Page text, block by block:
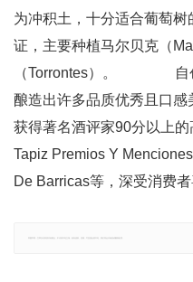
为冲积土，十分适合葡萄
证，主要种植马尔贝克（
（Torrontes）。 自创
酿造出许多品质优秀且口
获得著名酒评家90分以上
Tapiz Premios Y
De Barricas等，深受消费者